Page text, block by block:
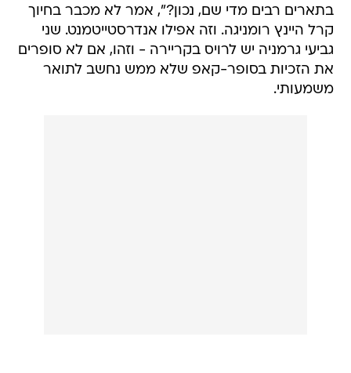
בתארים רבים מדי שם, נכון?", אמר לא מכבר בחיוך
קרל היינץ רומניגה. וזה אפילו אנדרסטייטמנט. שני
גביעי גרמניה יש לרויס בקריירה - וזהו, אם לא סופרים
את הזכיות בסופר-קאפ שלא ממש נחשב לתואר
משמעותי.